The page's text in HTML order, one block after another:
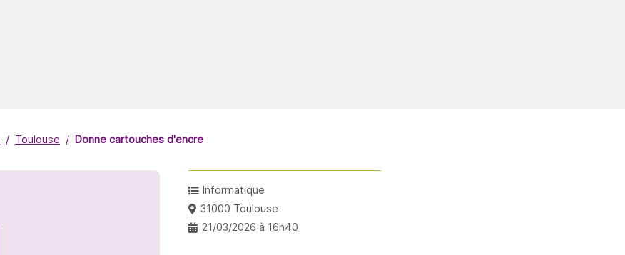
Toulouse Donne cartouches d'encre
Informatique
31000 Toulouse
21/03/2026 à 16h40